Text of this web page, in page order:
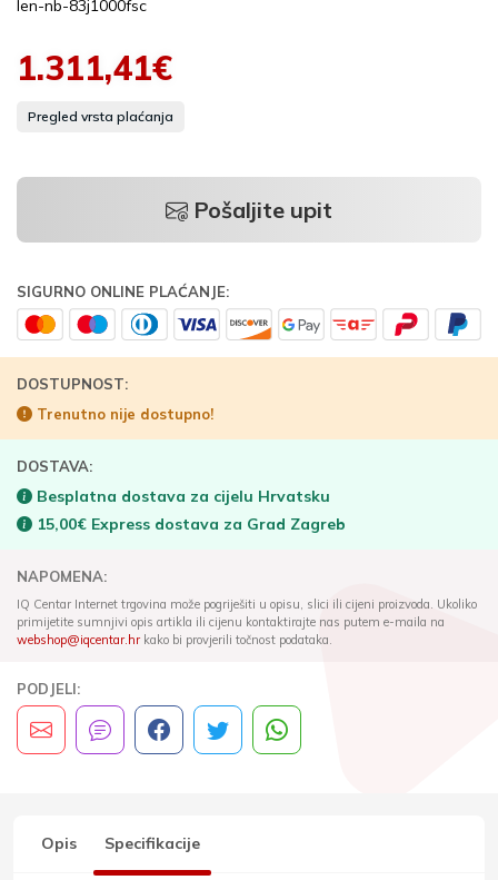
len-nb-83j1000fsc
1.311,41€
Pregled vrsta plaćanja
Pošaljite upit
SIGURNO ONLINE PLAĆANJE:
DOSTUPNOST:
Trenutno nije dostupno!
DOSTAVA:
Besplatna dostava za cijelu Hrvatsku
15,00€ Express dostava za Grad Zagreb
NAPOMENA:
IQ Centar Internet trgovina može pogriješiti u opisu, slici ili cijeni proizvoda. Ukoliko
primijetite sumnjivi opis artikla ili cijenu kontaktirajte nas putem e-maila na
webshop@iqcentar.hrkako bi provjerili točnost podataka.
PODJELI:
Opis Specifikacije